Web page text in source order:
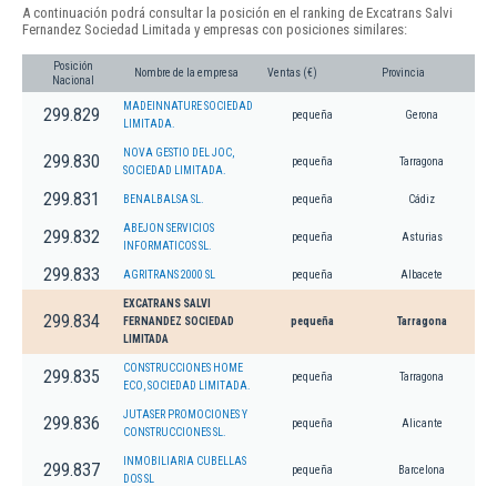
A continuación podrá consultar la posición en el ranking de Excatrans Salvi
Fernandez Sociedad Limitada y empresas con posiciones similares:
Posición
Nacional
Nombre de la empresa Ventas (€) Provincia
299.829
MADEINNATURE SOCIEDAD
LIMITADA.
pequeña Gerona
299.830
NOVA GESTIO DEL JOC,
SOCIEDAD LIMITADA.
pequeña Tarragona
299.831 BENALBALSA SL. pequeña Cádiz
299.832
ABEJON SERVICIOS
INFORMATICOS SL.
pequeña Asturias
299.833 AGRITRANS 2000 SL pequeña Albacete
299.834
EXCATRANS SALVI
FERNANDEZ SOCIEDAD
LIMITADA
pequeña Tarragona
299.835
CONSTRUCCIONES HOME
ECO, SOCIEDAD LIMITADA.
pequeña Tarragona
299.836
JUTASER PROMOCIONES Y
CONSTRUCCIONES SL.
pequeña Alicante
299.837
INMOBILIARIA CUBELLAS
DOS SL
pequeña Barcelona